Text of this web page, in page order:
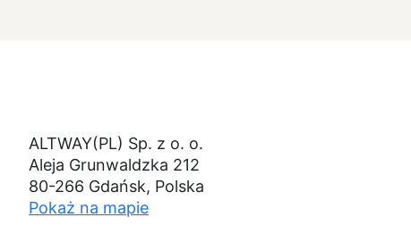
ALTWAY(PL) Sp. z o. o.
Aleja Grunwaldzka 212
80-266 Gdańsk, Polska
Pokaż na mapie